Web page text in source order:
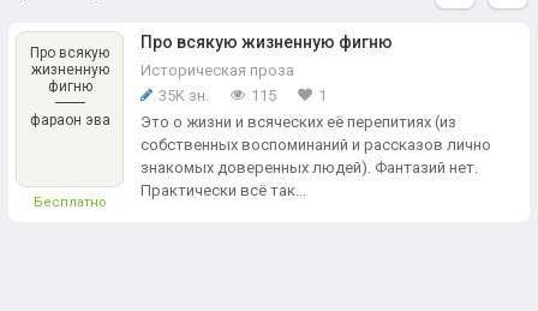
Про всякую
жизненную
фигню
фараон эва
Бесплатно
Про всякую жизненную фигню
Историческая проза
35K зн.
115
1
Это о жизни и всяческих её перепитиях (из
собственных воспоминаний и рассказов лично
знакомых доверенных людей). Фантазий нет.
Практически всё так...